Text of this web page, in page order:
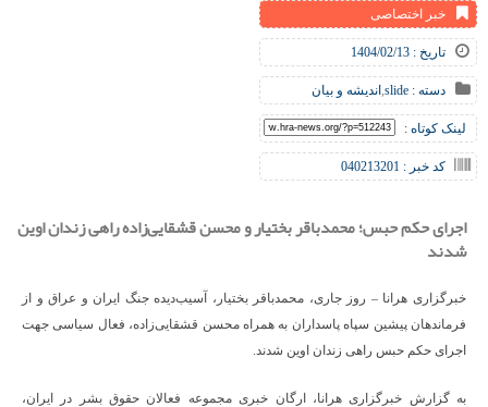
خبر اختصاصی
تاریخ : 1404/02/13
دسته : slide
,اندیشه و بیان
لینک کوتاه :
کد خبر : 040213201
اجرای حکم حبس؛ محمدباقر بختیار و محسن قشقایی‌زاده راهی زندان اوین
شدند
خبرگزاری هرانا – روز جاری، محمدباقر بختیار، آسیب‌دیده جنگ ایران و عراق و از
فرماندهان پیشین سپاه پاسداران به همراه محسن قشقایی‌زاده، فعال سیاسی جهت
اجرای حکم حبس راهی زندان اوین شدند.
به گزارش خبرگزاری هرانا، ارگان خبری مجموعه فعالان حقوق بشر در ایران،